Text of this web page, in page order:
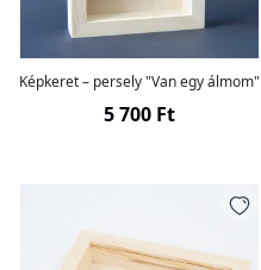
Képkeret – persely "Van egy álmom"
5 700 Ft